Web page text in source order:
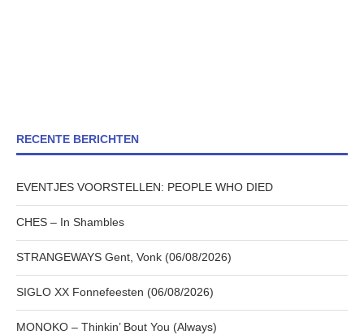
RECENTE BERICHTEN
EVENTJES VOORSTELLEN: PEOPLE WHO DIED
CHES – In Shambles
STRANGEWAYS Gent, Vonk (06/08/2026)
SIGLO XX Fonnefeesten (06/08/2026)
MONOKO – Thinkin’ Bout You (Always)